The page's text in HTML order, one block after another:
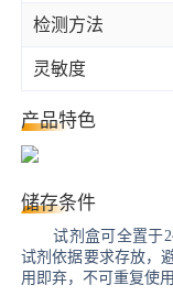
检测方法
灵敏度
产品特色
储存条件
试剂盒可全置于
试剂依据要求存放，
用即弃，不可重复使